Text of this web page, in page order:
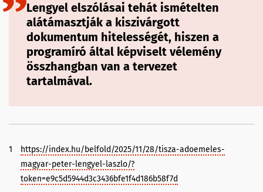
Lengyel elszólásai tehát ismételten
alátámasztják a kiszivárgott
dokumentum hitelességét, hiszen a
programíró által képviselt vélemény
összhangban van a tervezet
tartalmával.
1
https://index.hu/belfold/2025/11/28/tisza-adoemeles-
magyar-peter-lengyel-laszlo/?
token=e9c5d5944d3c3436bfe1f4d186b58f7d